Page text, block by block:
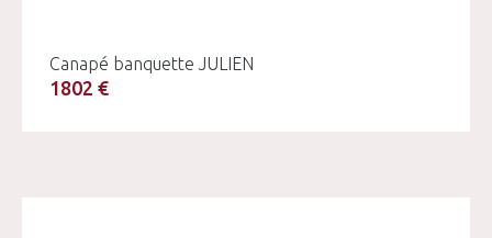
Canapé banquette JULIEN
1802 €